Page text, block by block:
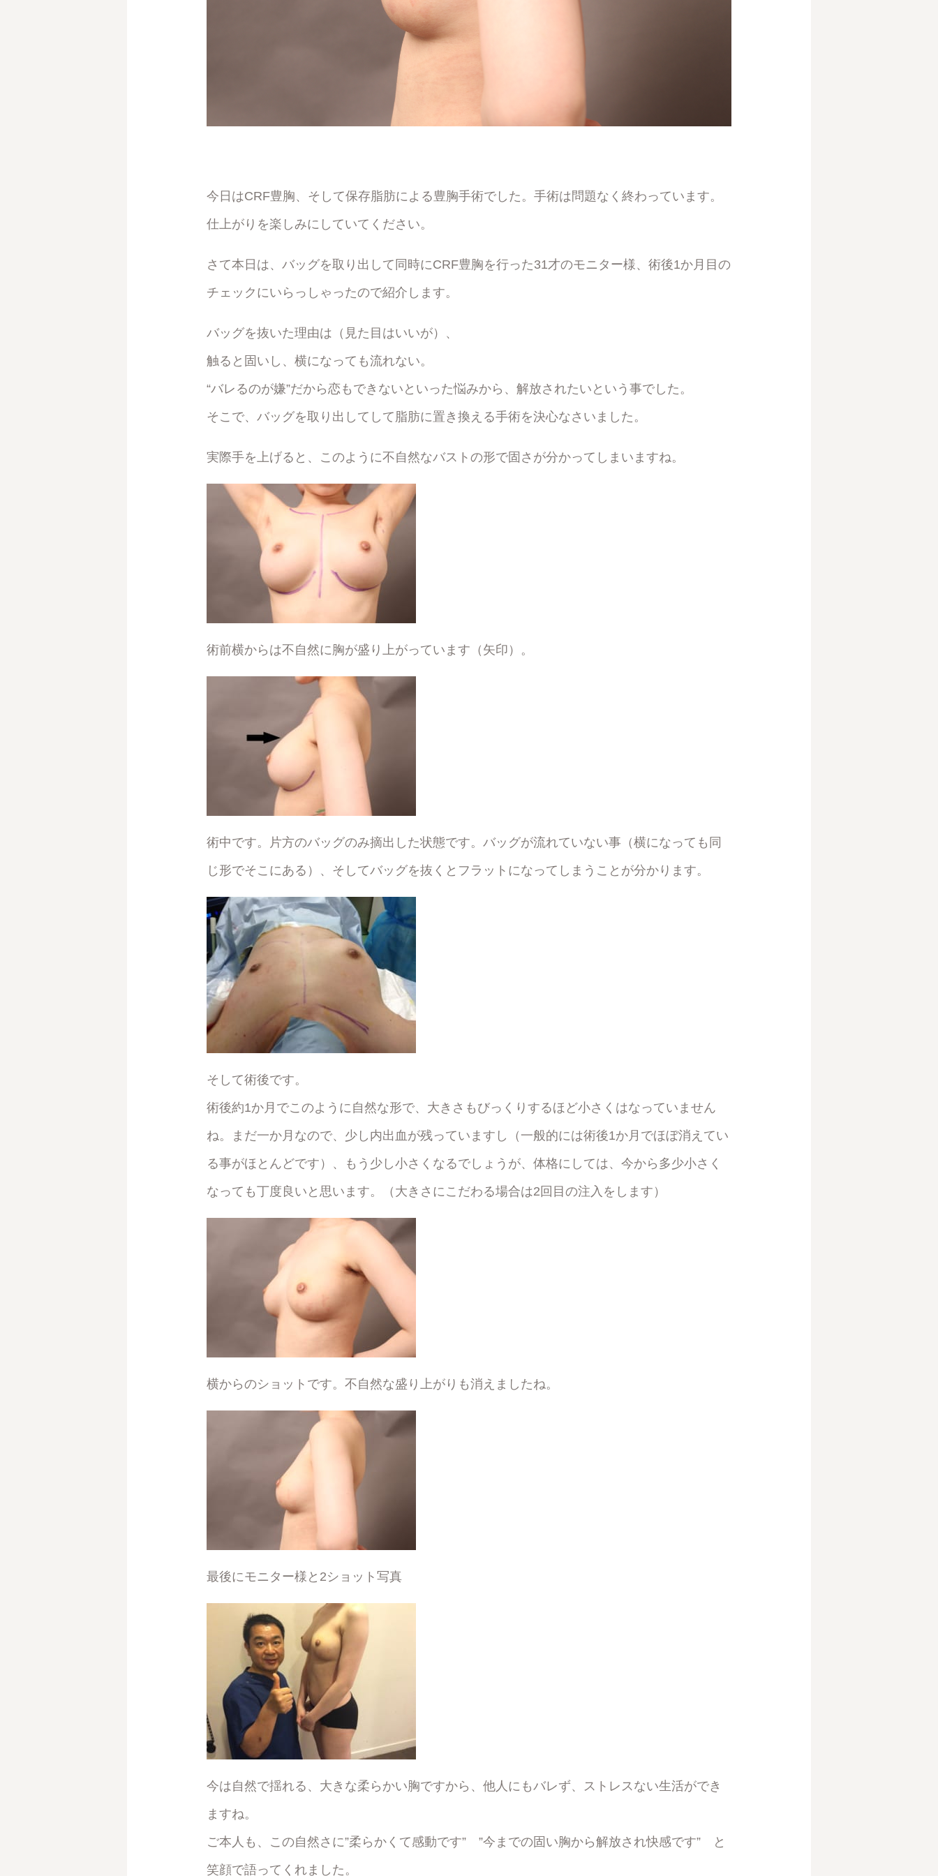
今日はCRF豊胸、そして保存脂肪による豊胸手術でした。手術は問題なく終わっています。
仕上がりを楽しみにしていてください。
さて本日は、バッグを取り出して同時にCRF豊胸を行った31才のモニター様、術後1か月目の
チェックにいらっしゃったので紹介します。
バッグを抜いた理由は（見た目はいいが）、
触ると固いし、横になっても流れない。
“バレるのが嫌”だから恋もできないといった悩みから、解放されたいという事でした。
そこで、バッグを取り出してして脂肪に置き換える手術を決心なさいました。
実際手を上げると、このように不自然なバストの形で固さが分かってしまいますね。
術前横からは不自然に胸が盛り上がっています（矢印）。
術中です。片方のバッグのみ摘出した状態です。バッグが流れていない事（横になっても同
じ形でそこにある）、そしてバッグを抜くとフラットになってしまうことが分かります。
そして術後です。
術後約1か月でこのように自然な形で、大きさもびっくりするほど小さくはなっていません
ね。まだ一か月なので、少し内出血が残っていますし（一般的には術後1か月でほぼ消えてい
る事がほとんどです）、もう少し小さくなるでしょうが、体格にしては、今から多少小さく
なっても丁度良いと思います。（大きさにこだわる場合は2回目の注入をします）
横からのショットです。不自然な盛り上がりも消えましたね。
最後にモニター様と2ショット写真
今は自然で揺れる、大きな柔らかい胸ですから、他人にもバレず、ストレスない生活ができ
ますね。
ご本人も、この自然さに”柔らかくて感動です” ”今までの固い胸から解放され快感です” と
笑顔で語ってくれました。